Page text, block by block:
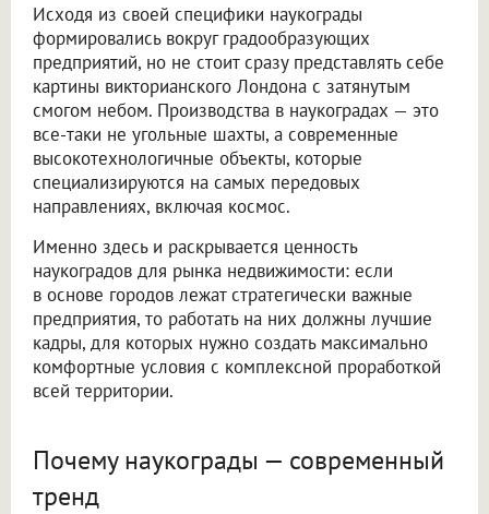
Исходя из своей специфики наукограды
формировались вокруг градообразующих
предприятий, но не стоит сразу представлять себе
картины викторианского Лондона с затянутым
смогом небом. Производства в наукоградах — это
все-таки не угольные шахты, а современные
высокотехнологичные объекты, которые
специализируются на самых передовых
направлениях, включая космос.
Именно здесь и раскрывается ценность
наукоградов для рынка недвижимости: если
в основе городов лежат стратегически важные
предприятия, то работать на них должны лучшие
кадры, для которых нужно создать максимально
комфортные условия с комплексной проработкой
всей территории.
Почему наукограды — современный
тренд